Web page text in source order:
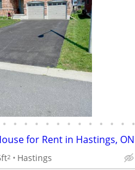
• • • • • • • • • • • • •
for Rent in Hastings, ON
2 Hastings